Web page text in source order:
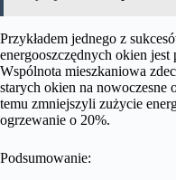
Przykładem jednego z
energooszczędnych okien
Wspólnota mieszkaniowa
starych okien na nowoczesne
temu zmniejszyli zużycie
ogrzewanie o 20%.
Podsumowanie: